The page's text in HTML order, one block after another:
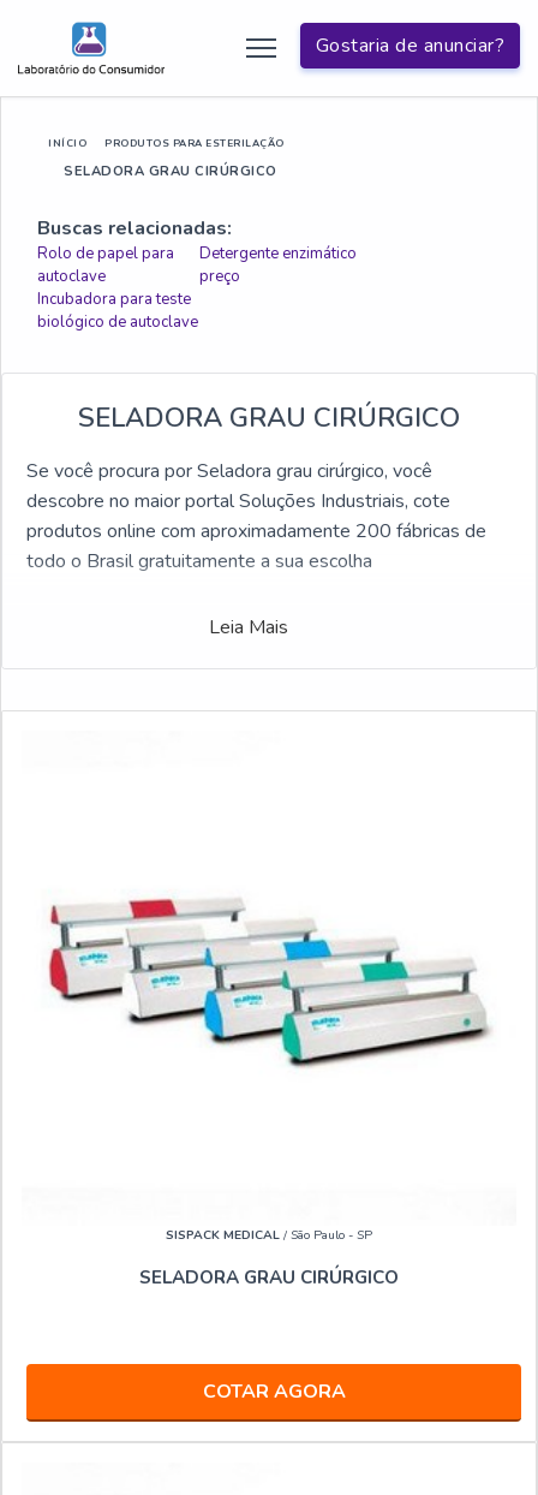
Gostaria de anunciar?
INÍCIO PRODUTOS PARA ESTERILAÇÃO
SELADORA GRAU CIRÚRGICO
Buscas relacionadas:
Rolo de papel para
autoclave
Detergente enzimático
preço
Incubadora para teste
biológico de autoclave
SELADORA GRAU CIRÚRGICO
Se você procura por Seladora grau cirúrgico, você
descobre no maior portal Soluções Industriais, cote
produtos online com aproximadamente 200 fábricas de
todo o Brasil gratuitamente a sua escolha
Leia Mais
SISPACK MEDICAL / São Paulo - SP
SELADORA GRAU CIRÚRGICO
COTAR AGORA